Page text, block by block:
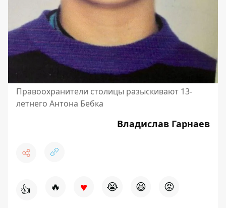
Правоохранители столицы разыскивают 13-
летнего Антона Бебка
Владислав Гарнаев
👍 🔥 ♥ 😭 😆 😡